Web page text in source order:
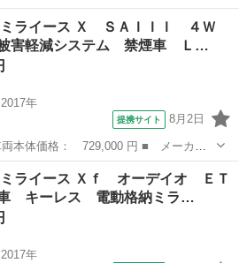
ミライース ■ グレード名： Ｘｆ
車 キーレス 電動格納ミラー ＣＤ
ス
ミライース Ｘ ＳＡＩＩＩ ４Ｗ
害軽減システム 禁煙車 Ｌ…
2017年
提携サイト 8月2日
ミライース ■ グレード名： Ｘ Ｓ
減システム 禁煙車 ＬＥＤヘッド
ス
ミライース Ｘｆ オーデイオ ＥＴ
キーレス 電動格納ミラ…
2017年